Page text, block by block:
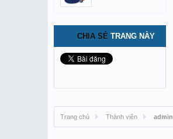
CHIA SẺ TRANG NÀY
Trang chủ Thành viên admin